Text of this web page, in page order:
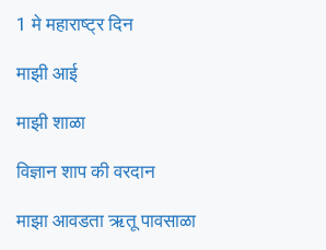
1 मे महाराष्ट्र दिन
माझी आई
माझी शाळा
विज्ञान शाप की वरदान
माझा आवडता ऋतू पावसाळा